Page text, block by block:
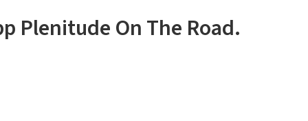
Plenitude On The Road.